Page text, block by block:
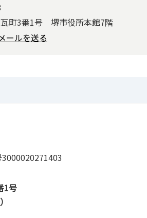
町3番1号 堺市役所本館7階
ールを送る
1号